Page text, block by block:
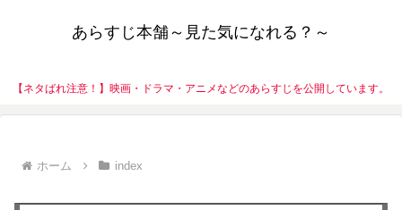
あらすじ本舗～見た気になれる？～
【ネタばれ注意！】映画・ドラマ・アニメなどのあらすじを公開しています。
ホーム index